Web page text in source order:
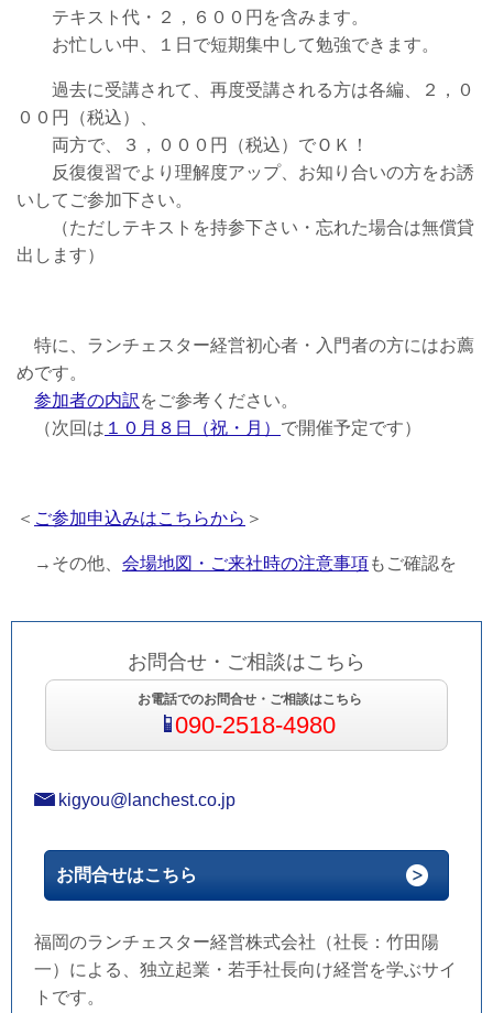
テキスト代・２，６００円を含みます。
お忙しい中、１日で短期集中して勉強できます。
過去に受講されて、再度受講される方は各編、２，０
００円（税込）、
両方で、３，０００円（税込）でＯＫ！
反復復習でより理解度アップ、お知り合いの方をお誘
いしてご参加下さい。
（ただしテキストを持参下さい・忘れた場合は無償貸
出します）
特に、ランチェスター経営初心者・入門者の方にはお薦
めです。
参加者の内訳 をご参考ください。
（次回は １０月８日（祝・月） で開催予定です）
＜ ご参加申込みはこちらから ＞
→その他、 会場地図・ご来社時の注意事項もご確認を
お問合せ・ご相談はこちら
お電話でのお問合せ・ご相談はこちら
090-2518-4980
kigyou@lanchest.co.jp
お問合せはこちら
福岡のランチェスター経営株式会社（社長：竹田陽
一）による、独立起業・若手社長向け経営を学ぶサイ
トです。